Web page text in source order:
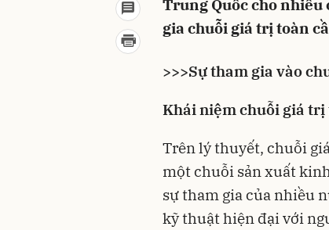
Trung Quốc cho nhiều
gia chuỗi giá trị toàn
>>>Sự tham gia vào
Khái niệm chuỗi giá trị
Trên lý thuyết, chuỗi
một chuỗi sản xuất
sự tham gia của nhiều
kỹ thuật hiện đại với